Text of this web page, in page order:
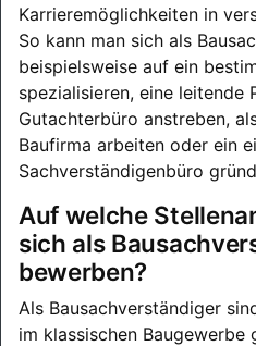
Karrieremöglichkeiten in
So kann man sich als
beispielsweise auf ein
spezialisieren, eine leitende
Gutachterbüro anstreben,
Baufirma arbeiten oder ein
Sachverständigenbüro
Auf welche
sich als
bewerben?
Als Bausachverständiger
im klassischen